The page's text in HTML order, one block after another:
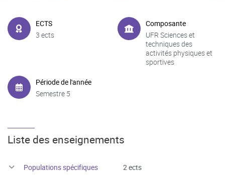
ECTS
3 ects
Composante
UFR Sciences et
techniques des
activités physiques et
sportives
Période de l'année
Semestre 5
Liste des enseignements
Populations spécifiques 2 ects